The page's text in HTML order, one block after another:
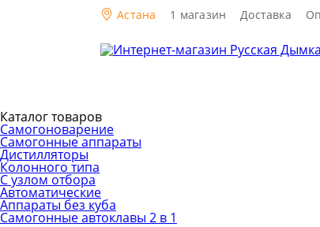
Астана 1 магазин Доставка
Каталог товаров
Самогоноварение
Самогонные аппараты
Дистилляторы
Колонного типа
С узлом отбора
Автоматические
Аппараты без куба
Самогонные автоклавы 2 в 1